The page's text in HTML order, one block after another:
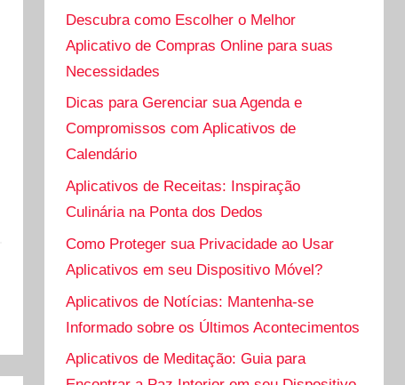
Descubra como Escolher o Melhor
Aplicativo de Compras Online para suas
Necessidades
Dicas para Gerenciar sua Agenda e
Compromissos com Aplicativos de
Calendário
Aplicativos de Receitas: Inspiração
Culinária na Ponta dos Dedos
Como Proteger sua Privacidade ao Usar
Aplicativos em seu Dispositivo Móvel?
Aplicativos de Notícias: Mantenha-se
Informado sobre os Últimos Acontecimentos
Aplicativos de Meditação: Guia para